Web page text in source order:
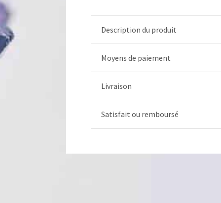
Description du produit
Moyens de paiement
Livraison
Satisfait ou remboursé